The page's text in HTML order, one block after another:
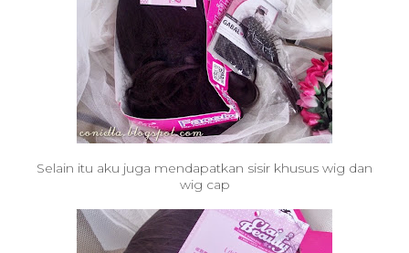
Selain itu aku juga mendapatkan sisir khusus wig dan
wig cap